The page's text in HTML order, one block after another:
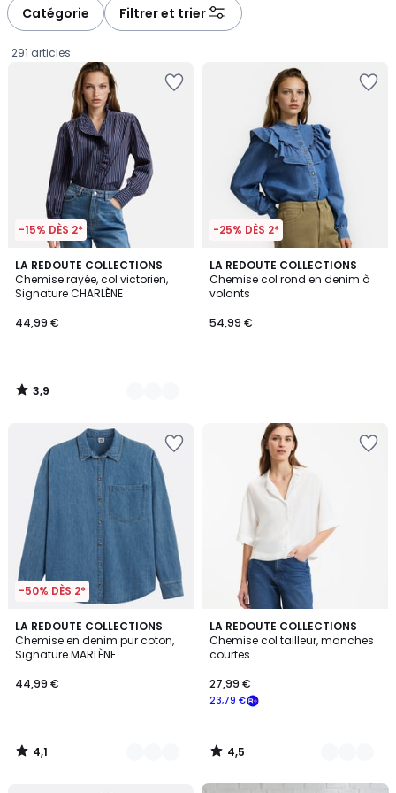
Catégorie Filtrer et trier
291 articles
-15% DÈS 2*
LA REDOUTE COLLECTIONS
Chemise rayée, col victorien,
Signature CHARLÈNE
€.
44,99 €
3,9
/ 5
2
Couleurs
3,9
/
-25% DÈS 2*
LA REDOUTE COLLECTIONS
Chemise col rond en denim à
volants
54,99 €
-50% DÈS 2*
LA REDOUTE COLLECTIONS
Chemise en denim pur coton,
Signature MARLÈNE
44,99 €
4,1
/ 5
4
Couleurs
4,1
/
LA REDOUTE COLLECTIONS
Chemise col tailleur, manches
courtes
23,79 €
27,99 €
4,5
/ 5
2
Couleurs
4,5
/